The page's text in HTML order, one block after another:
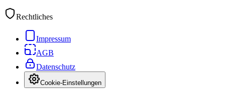
Rechtliches
Impressum
AGB
Datenschutz
Cookie-Einstellungen